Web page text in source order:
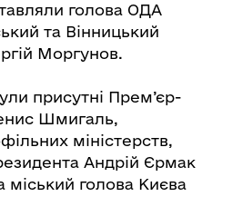
голова ОДА
та Вінницький
Моргунов.
присутні Прем’єр-
Шмигаль,
міністерств,
Андрій Єрмак
міський голова Києва